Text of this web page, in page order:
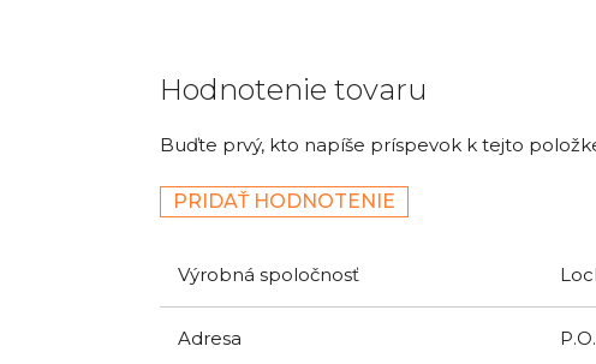
Hodnotenie tovaru
Buďte prvý, kto napíše príspevok k tejto
PRIDAŤ HODNOTENIE
Výrobná spoločnosť
Adresa